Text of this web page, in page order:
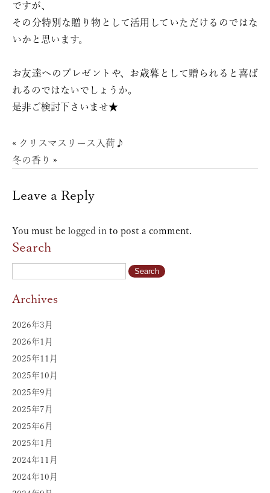
ですが、
その分特別な贈り物として活用していただけるのではな
いかと思います。
お友達へのプレゼントや、お歳暮として贈られると喜ば
れるのではないでしょうか。
是非ご検討下さいませ★
« クリスマスリース入荷♪
冬の香り »
Leave a Reply
You must be logged in to post a comment.
Search
Archives
2026年3月
2026年1月
2025年11月
2025年10月
2025年9月
2025年7月
2025年6月
2025年1月
2024年11月
2024年10月